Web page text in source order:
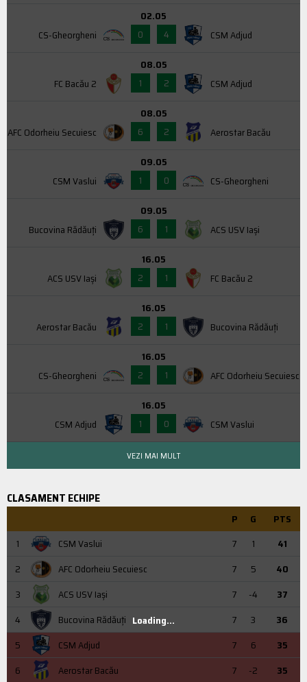
CS-Gheorgheni
02.05
0
4 CSM Adjud
FC Bacău 2
08.05
1
2 CSM Adjud
AFC Odorheiu Secuiesc
08.05
6
2 Aerostar Bacău
CSM Vaslui
09.05
1
0 CS-Gheorgheni
Bucovina Rădăuți
09.05
6
1 ACS USV Iaşi
ACS USV Iaşi
16.05
2
1 FC Bacău 2
Aerostar Bacău
16.05
2
1 Bucovina Rădăuți
CS-Gheorgheni
16.05
2
1 AFC Odorheiu Secuiesc
CSM Adjud
16.05
1
0 CSM Vaslui
VEZI MAI MULT
CLASAMENT ECHIPE
P G
PTS
1
CSM Vaslui 7 1
41
2
AFC Odorheiu Secuiesc 7 5
40
3
ACS USV Iaşi 7 -4
37
4
Bucovina Rădăuți 7 3
36
5
CSM Adjud 7 6
35
6
Aerostar Bacău 7 -2
35
Loading...